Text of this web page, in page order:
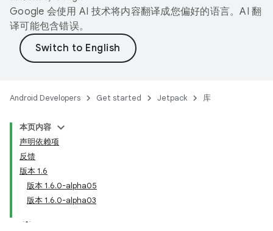
Google 会使用 AI 技术将内容翻译成您偏好的语言。AI 翻
译可能包含错误。
Android Developers Get started Jetpack 库
本页内容
声明依赖项
反馈
版本 1.6
版本 1.6.0-alpha05
版本 1.6.0-alpha03